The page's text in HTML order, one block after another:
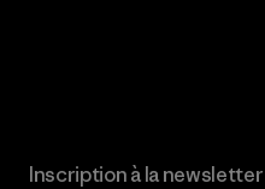
Inscription à la newsletter